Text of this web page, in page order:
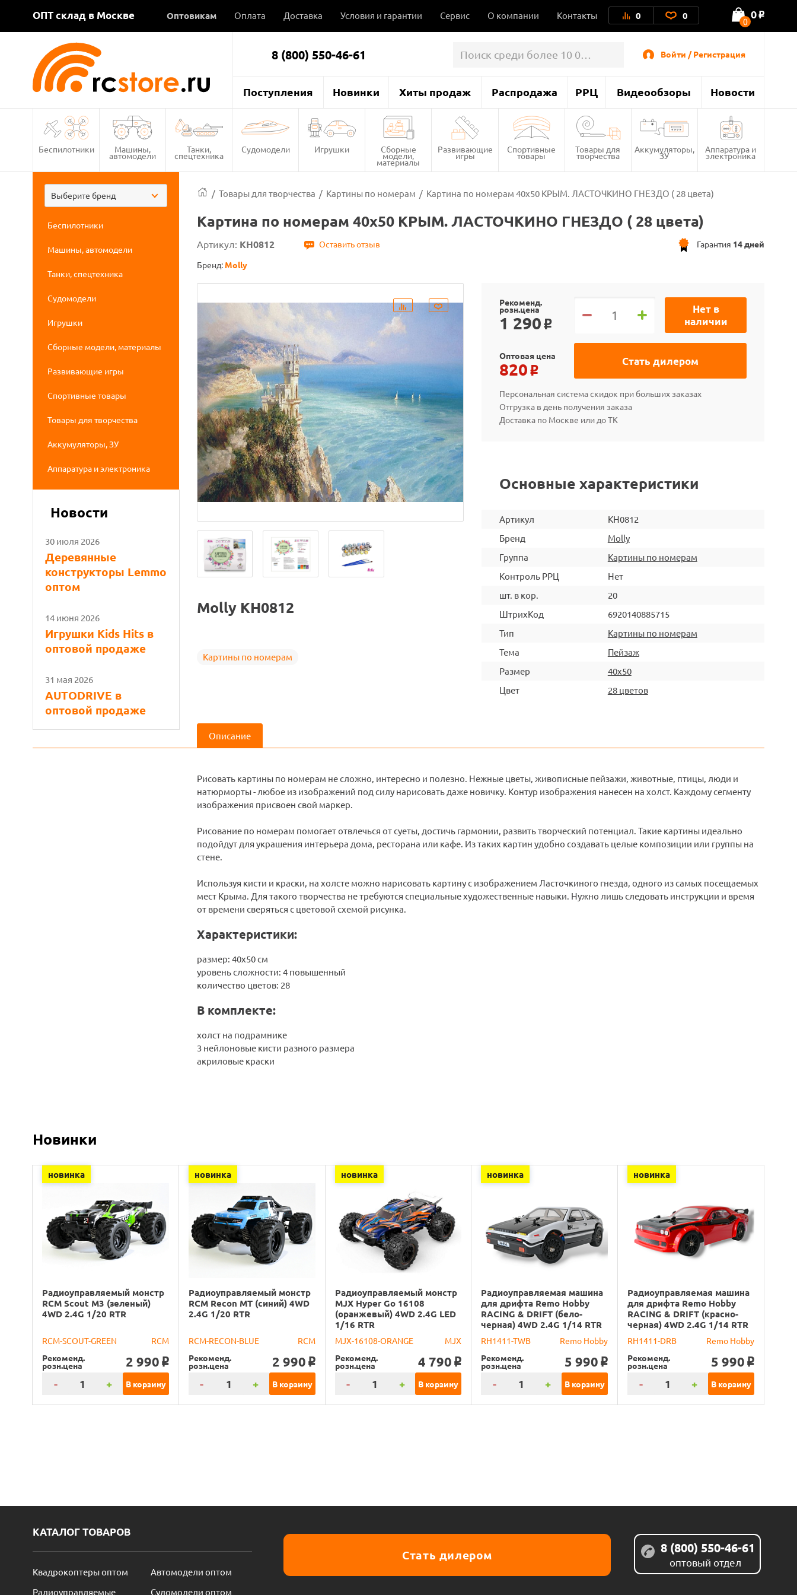
ОПТ склад в Москве Оптовикам Оплата Доставка Условия и гарантии Сервис О компании Контакты 0 0 0
0 o
8 (800) 550-46-61 Войти / Регистрация
Поступления Новинки Хиты продаж Распродажа РРЦ Видеообзоры Новости
Беспилотники Машины,
автомодели
Танки,
спецтехника
Судомодели Игрушки Сборные
модели,
материалы
Развивающие
игры
Спортивные
товары
Товары для
творчества
Аккумуляторы,
ЗУ
Аппаратура и
электроника
Выберите бренд
Беспилотники
Машины, автомодели
Танки, спецтехника
Судомодели
Игрушки
Сборные модели, материалы
Развивающие игры
Спортивные товары
Товары для творчества
Аккумуляторы, ЗУ
Аппаратура и электроника
Новости
30 июля 2026
Деревянные
конструкторы Lemmo
оптом
14 июня 2026
Игрушки Kids Hits в
оптовой продаже
31 мая 2026
AUTODRIVE в
оптовой продаже
/ Товары для творчества / Картины по номерам / Картина по номерам 40х50 КРЫМ. ЛАСТОЧКИНО ГНЕЗДО ( 28 цвета)
Картина по номерам 40х50 КРЫМ. ЛАСТОЧКИНО ГНЕЗДО ( 28 цвета)
Артикул: KH0812 Оставить отзыв Гарантия 14 дней
Бренд: Molly
Molly KH0812
Картины по номерам
Рекоменд.
розн.цена
1 290 o
Нет в
наличии
Стать дилером
Оптовая цена
820 o
Персональная система скидок при больших заказах
Отгрузка в день получения заказа
Доставка по Москве или до ТК
Основные характеристики
Артикул
KH0812
Бренд
Molly
Группа
Картины по номерам
Контроль РРЦ
Нет
шт. в кор.
20
ШтрихКод
6920140885715
Тип
Картины по номерам
Тема
Пейзаж
Размер
40х50
Цвет
28 цветов
Описание
Рисовать картины по номерам не сложно, интересно и полезно. Нежные цветы, живописные пейзажи, животные, птицы, люди и
натюрморты - любое из изображений под силу нарисовать даже новичку. Контур изображения нанесен на холст. Каждому сегменту
изображения присвоен свой маркер.
Рисование по номерам помогает отвлечься от суеты, достичь гармонии, развить творческий потенциал. Такие картины идеально
подойдут для украшения интерьера дома, ресторана или кафе. Из таких картин удобно создавать целые композиции или группы на
стене.
Используя кисти и краски, на холсте можно нарисовать картину с изображением Ласточкиного гнезда, одного из самых посещаемых
мест Крыма. Для такого творчества не требуются специальные художественные навыки. Нужно лишь следовать инструкции и время
от времени сверяться с цветовой схемой рисунка.
Характеристики:
размер: 40х50 см
уровень сложности: 4 повышенный
количество цветов: 28
В комплекте:
холст на подрамнике
3 нейлоновые кисти разного размера
акриловые краски
Новинки
новинка
Радиоуправляемый монстр
RCM Scout M3 (зеленый)
4WD 2.4G 1/20 RTR
RCM-SCOUT-GREEN
RCM
Рекоменд.
розн.цена 2 990 o
- + В корзину
новинка
Радиоуправляемый монстр
RCM Recon MT (синий) 4WD
2.4G 1/20 RTR
RCM-RECON-BLUE
RCM
Рекоменд.
розн.цена 2 990 o
- + В корзину
новинка
Радиоуправляемый монстр
MJX Hyper Go 16108
(оранжевый) 4WD 2.4G LED
1/16 RTR
MJX-16108-ORANGE
MJX
Рекоменд.
розн.цена 4 790 o
- + В корзину
новинка
Радиоуправляемая машина
для дрифта Remo Hobby
RACING & DRIFT (бело-
черная) 4WD 2.4G 1/14 RTR
RH1411-TWB
Remo Hobby
Рекоменд.
розн.цена 5 990 o
- + В корзину
новинка
Радиоуправляемая машина
для дрифта Remo Hobby
RACING & DRIFT (красно-
черная) 4WD 2.4G 1/14 RTR
RH1411-DRB
Remo Hobby
Рекоменд.
розн.цена 5 990 o
- + В корзину
КАТАЛОГ ТОВАРОВ
Квадрокоптеры оптом
Автомодели оптом
Радиоуправляемые
Судомодели оптом
Стать дилером 8 (800) 550-46-61
оптовый отдел